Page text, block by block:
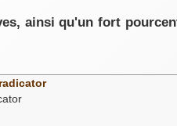
ainsi qu'un fort